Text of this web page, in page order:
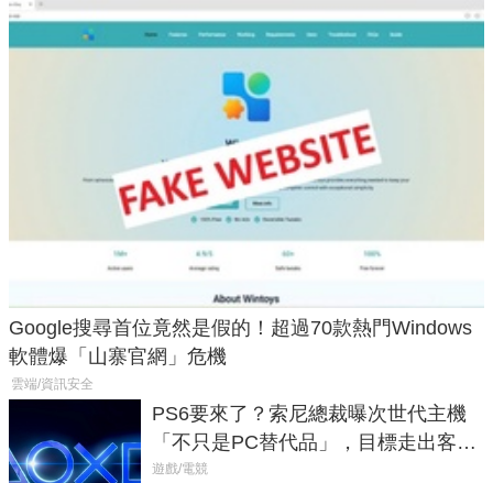
Google搜尋首位竟然是假的！超過70款熱門Windows
軟體爆「山寨官網」危機
雲端/資訊安全
PS6要來了？索尼總裁曝次世代主機
「不只是PC替代品」，目標走出客
廳、進軍電競桌面
遊戲/電競